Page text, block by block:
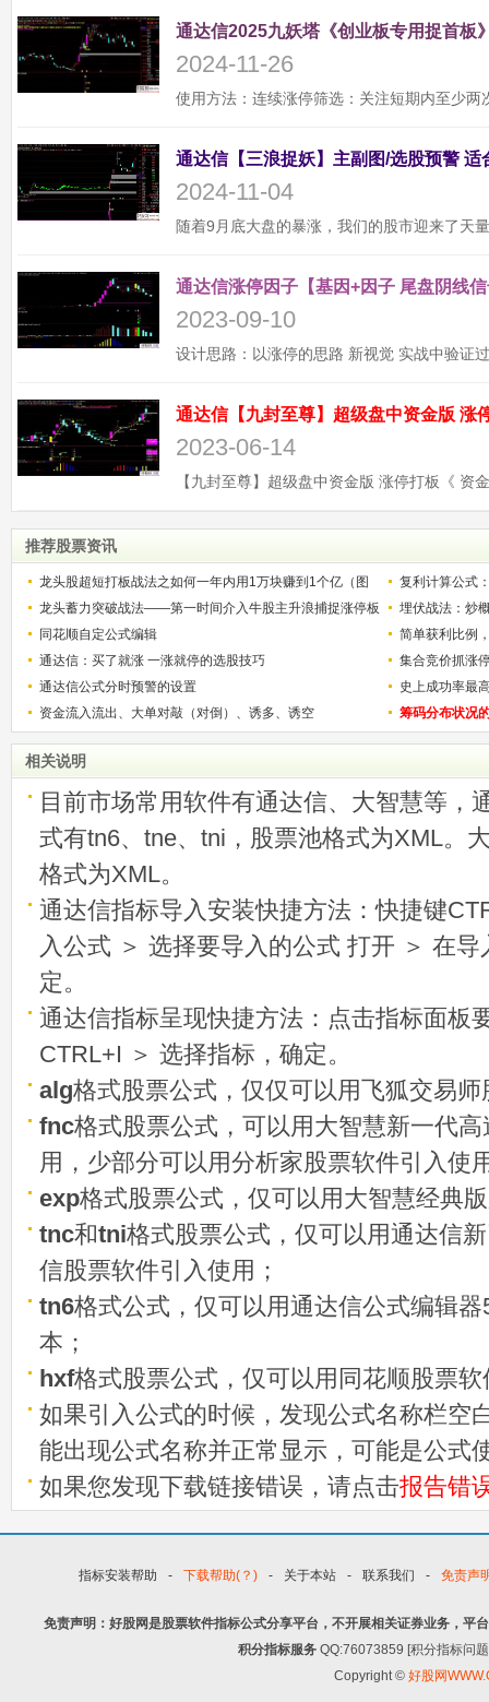
通达信2025九妖塔《创业板专用捉首板
2024-11-26
2024-11-04
通达信涨停因子【基因+因子 尾盘阴线
2023-09-10
2023-06-14
推荐股票资讯
龙头股超短打板战法之如何一年内用1万块赚到1个亿（图
解）
复利计算公式
少？
龙头蓄力突破战法——第一时间介入牛股主升浪捕捉涨停板
的技巧（图解）
埋伏战法：炒
同花顺自定公式编辑
简单获利比例
用
通达信：买了就涨 一涨就停的选股技巧
集合竞价抓涨
通达信公式分时预警的设置
史上成功率最
称选股法宝！
资金流入流出、大单对敲（对倒）、诱多、诱空 筹码分布状况
相关说明
目前市场常用软件有通达信、大智慧等，
式有tn6、tne、tni，股票池格式为XML。
格式为XML。
通达信指标导入安装快捷方法：快捷键
入公式 ＞ 选择要导入的公式 打开 ＞ 在
定。
通达信指标呈现快捷方法：点击指标面板
CTRL+I ＞ 选择指标，确定。
alg格式股票公式，仅仅可以用飞狐交易
fnc格式股票公式，可以用大智慧新一代
用，少部分可以用分析家股票软件引入使
exp格式股票公式，仅可以用大智慧经典
tnc和tni格式股票公式，仅可以用通达信
信股票软件引入使用；
tn6格式公式，仅可以用通达信公式编辑
本；
hxf格式股票公式，仅可以用同花顺股票
如果引入公式的时候，发现公式名称栏空
能出现公式名称并正常显示，可能是公式
如果您发现下载链接错误，请点击报告错
指标安装帮助 - 下载帮助(？) - 关于本站 - 联系我们 - 免责声
免责声明：好股网是股票软件指标公式分享平台，不开展相关证券业务，平
积分指标服务 QQ:76073859 [积分指标问
Copyright © 好股网